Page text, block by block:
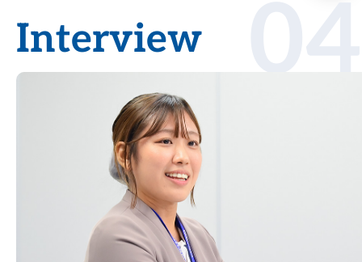
Interview